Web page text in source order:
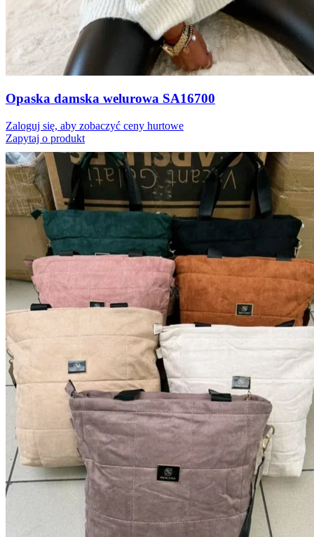
Opaska damska welurowa SA16700
Zaloguj się, aby zobaczyć ceny hurtowe
Zapytaj o produkt